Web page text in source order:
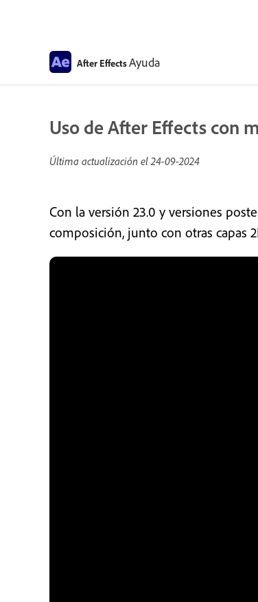
After EffectsAyuda
Uso de After Effects con
Última actualización el24-09-2024
Con la versión 23.0 y versiones
composición, junto con otras capas